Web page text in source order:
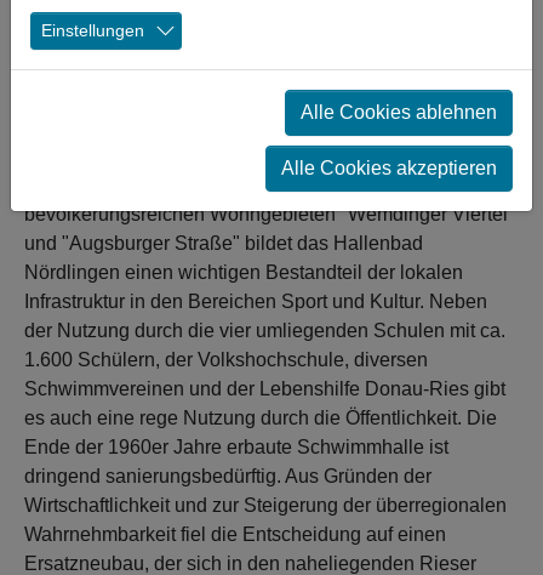
Dem nah der Alt- bzw. Innenstadt gelegenen Hallenbad
Nördlingen droht wegen baulicher Mängel die
Sportpark soll zukünftig den Betrieb dieser wichtigen
sportlich-sozialen Infrastruktur gewährleisten.
Wegen der zentralen Lage und räumlichen Nähe zu den
bevölkerungsreichen Wohngebieten "Wemdinger Viertel"
und "Augsburger Straße" bildet das Hallenbad
Nördlingen einen wichtigen Bestandteil der lokalen
Infrastruktur in den Bereichen Sport und Kultur. Neben
der Nutzung durch die vier umliegenden Schulen mit ca.
1.600 Schülern, der Volkshochschule, diversen
Schwimmvereinen und der Lebenshilfe Donau-Ries gibt
es auch eine rege Nutzung durch die Öffentlichkeit. Die
Ende der 1960er Jahre erbaute Schwimmhalle ist
dringend sanierungsbedürftig. Aus Gründen der
Wirtschaftlichkeit und zur Steigerung der überregionalen
Wahrnehmbarkeit fiel die Entscheidung auf einen
Ersatzneubau, der sich in den naheliegenden Rieser
Einstellungen
Alle Cookies ablehnen
Alle Cookies akzeptieren